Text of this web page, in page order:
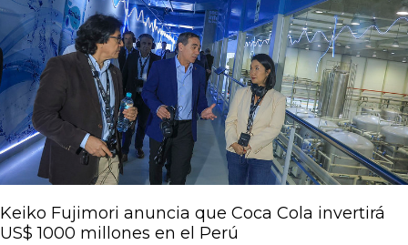
Keiko Fujimori anuncia que Coca Cola invertirá
US$ 1000 millones en el Perú